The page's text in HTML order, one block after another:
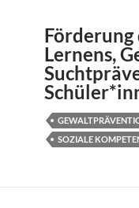
Förderung
Lernens,
SOZIALE